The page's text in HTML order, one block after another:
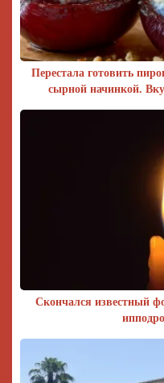
Перестала готовить
сырной начинкой.
Скончался известный